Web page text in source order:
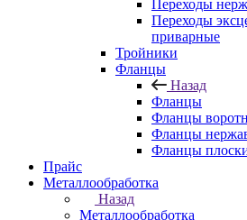
Переходы
Переходы
приварные
Тройники
Фланцы
Назад
Фланцы
Фланцы
Фланцы
Фланцы
Прайс
Металлообработка
Назад
Металлообработка